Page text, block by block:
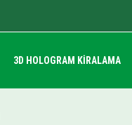
3D HOLOGRAM KİRALAMA